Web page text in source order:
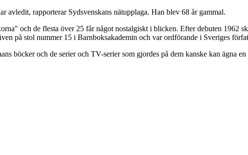
avledit, rapporterar Sydsvenskans nätupplaga. Han blev 68 år gammal.
och de flesta över 25 får något nostalgiskt i blicken. Efter debuten 1962
på stol nummer 15 i Barnboksakademin och var ordförande i Sveriges
böcker och de serier och TV-serier som gjordes på dem kanske kan ägna